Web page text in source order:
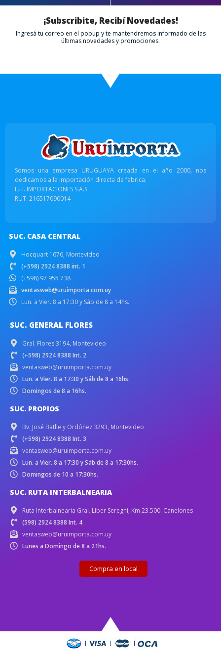
¡Subscribite, Recibí Novedades!
Ingresá tu correo en el popup y te mantendremos informado de las
últimas novedades y promociones.
Somos una empresa URUGUAYA creada en el año 2000, nos
dedicamos a la importación directa de fabrica.
L.H. IMPORTACIONES S.A.S.
RUT: 216517090014
SUC. CASA CENTRAL
Hocquart 1676, Montevideo
(+598) 2924 8388 int. 1
(+598) 97 955 738
ventasweb@uruimporta.com.uy
Lun. a Vier. 8 a 17:30 y Sáb de 8 a 14hs.
SUC. GENERAL FLORES
Gral. Flores 3194, Montevideo
(+598) 2924 8388 Int. 2
ventasweb@uruimporta.com.uy
Lun. a Vier. 8 a 17:30 y Sáb de 8 a 16hs.
Domingos de 8 a 16hs.
SUC. PROPIOS
Bv. José Batlle y Ordóñez 3293, Montevideo
(+598) 2924 8388 Int. 3
ventasweb@uruimporta.com.uy
Lun. a Vier. 8 a 17:30 y Sáb de 8 a 17:30hs.
Domingos de 10 a 17:30hs.
SUC. RUTA INTERBALNEARIA
Ruta Interbalnearia Gral. Líber Seregni, Km 23.500. Canelones
(598) 2924 8388 Int. 4
ventasweb@uruimporta.com.uy
Lunes a Domingo de 8 a 21hs.
Compra en local